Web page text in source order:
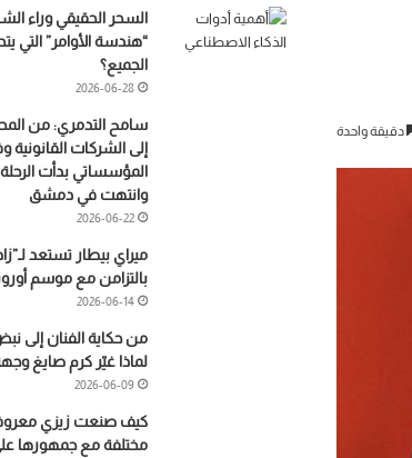
دقيقة واحدة
السحر الحقيقي وراء
“هندسة الأوامر” التي
الجميع؟
2026-06-28
سامح التدمري: من
إلى الشركات القانونية
المؤسساتي بدأت
وانتهت في دمشق
2026-06-22
ميراي بيطار تستعد
بالتزامن مع موسم
2026-06-14
من حكاية الفنان إلى
لماذا غيّر كرم صايغ
2026-06-09
كيف صنعت زيزي
مختلفة مع جمهورها